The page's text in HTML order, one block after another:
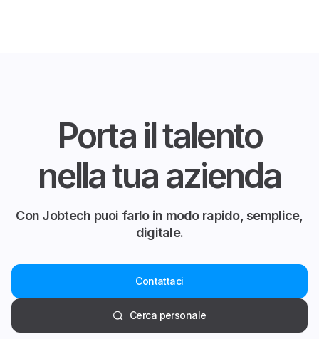
Porta il talento
nella tua azienda
Con Jobtech puoi farlo in modo rapido, semplice,
digitale.
Contattaci
Cerca personale